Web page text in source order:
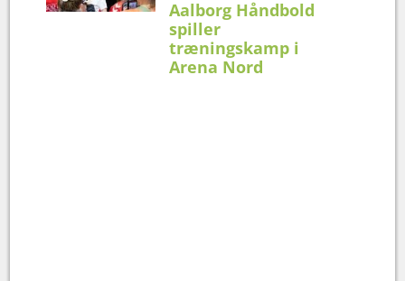
Aalborg Håndbold
spiller
træningskamp i
Arena Nord